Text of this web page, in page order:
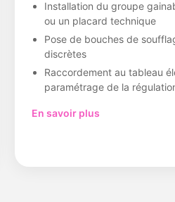
Installation du groupe
ou un placard technique
Pose de bouches de
discrètes
Raccordement au tableau
paramétrage de la
En savoir plus